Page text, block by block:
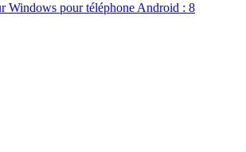
Windows pour téléphone Android : 8